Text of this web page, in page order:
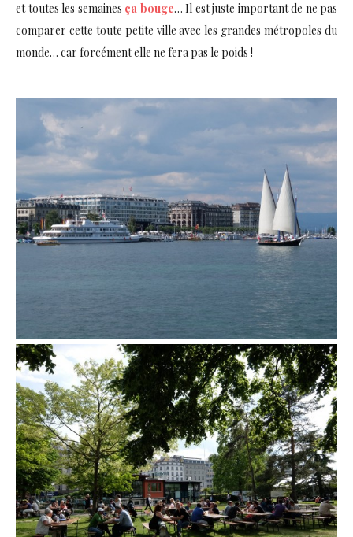
et toutes les semaines ça bouge… Il est juste important de ne pas
comparer cette toute petite ville avec les grandes métropoles du
monde… car forcément elle ne fera pas le poids !